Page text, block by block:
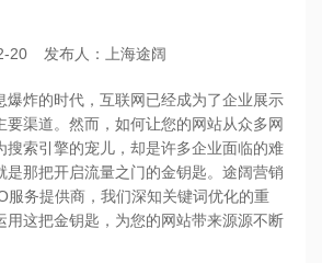
20 发布人：上海途阔
爆炸的时代，互联网已经成为了企业展示
要渠道。然而，如何让您的网站从众多网
搜索引擎的宠儿，却是许多企业面临的难
是那把开启流量之门的金钥匙。途阔营销
服务提供商，我们深知关键词优化的重
用这把金钥匙，为您的网站带来源源不断